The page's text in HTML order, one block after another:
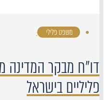
משפט פלילי ·
פליליים בישראל